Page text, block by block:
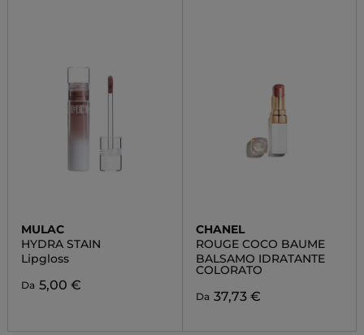
MULAC
HYDRA STAIN
Lipgloss
Da 5,00 €
CHANEL
ROUGE COCO BAUME
BALSAMO IDRATANTE
COLORATO
Da 37,73 €